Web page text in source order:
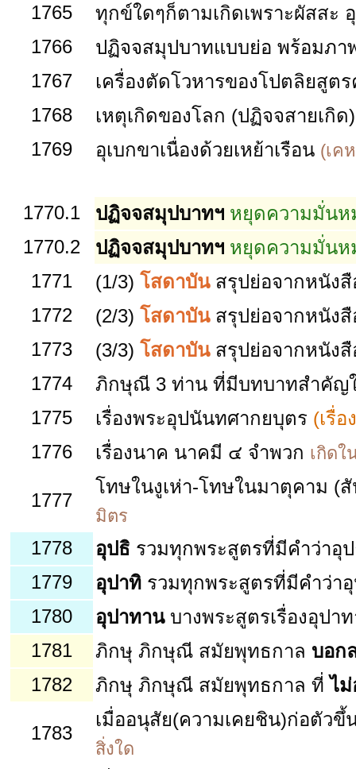
1765
ทุกข์ใดๆก็ตามเกิดเพราะผัสสะ
1766
ปฏิจจสมุปบาทแบบย่อ พร้อมภา
1767
เครื่องตัดโวหารของโปตลิยสู
1768
เหตุเกิดของโลก (ปฏิจจสายเกิ
1769
อุเบกขาเนื่องด้วยเหย้าเรือน (เค
1770.1 ปฏิจจสมุปบาทฯ หยุดความมั่นห
1770.2
ปฏิจจสมุปบาทฯ หยุดความมั่นห
1771
(1/3) โสดาบันสรุปย่อจากหนัง
1772
(2/3) โสดาบันสรุปย่อจากหนัง
1773
(3/3) โสดาบันสรุปย่อจากหนัง
1774
ภิกษุณี 3 ท่าน ที่มีบทบาทสำคัญ
1775
เรื่องพระอุปนันทศากยบุตร (เรื่
1776
เรื่องนาค นาคมี ๔ จำพวก เกิดใ
1777
โทษในงูเห่า-โทษในมาตุคาม (
มิตร
1778 อุปธิ รวมทุกพระสูตรที่มีคำว่าอุ
1779
อุปาทิ รวมทุกพระสูตรที่มีคำว่า
1780
อุปาทาน บางพระสูตรเรื่องอุปา
1781
ภิกษุ ภิกษุณี สมัยพุทธกาล บอก
1782
ภิกษุ ภิกษุณี สมัยพุทธกาล ที่ไ
1783
เมื่ออนุสัย(ความเคยชิน)ก่อตัว
สิ่งใด